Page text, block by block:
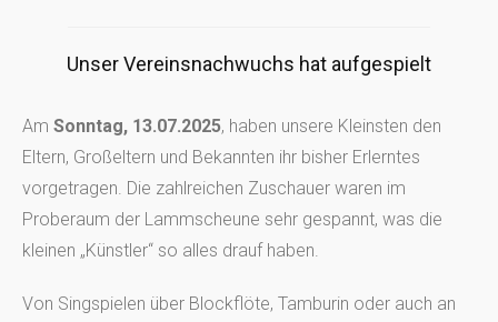
Unser Vereinsnachwuchs hat aufgespielt
Am Sonntag, 13.07.2025, haben unsere Kleinsten den
Eltern, Großeltern und Bekannten ihr bisher Erlerntes
vorgetragen. Die zahlreichen Zuschauer waren im
Proberaum der Lammscheune sehr gespannt, was die
kleinen „Künstler“ so alles drauf haben.
Von Singspielen über Blockflöte, Tamburin oder auch an